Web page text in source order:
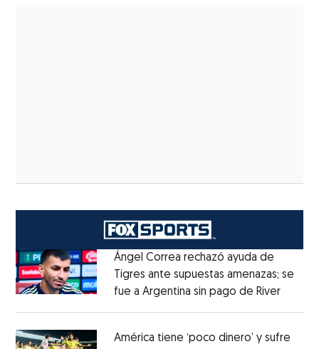
Ángel Correa rechazó ayuda de
Tigres ante supuestas amenazas; se
fue a Argentina sin pago de RiverOpens
América tiene ‘poco dinero’ y sufre